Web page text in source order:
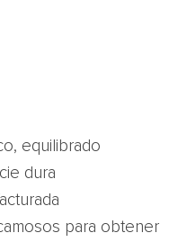
equilibrado
dura
para obtener